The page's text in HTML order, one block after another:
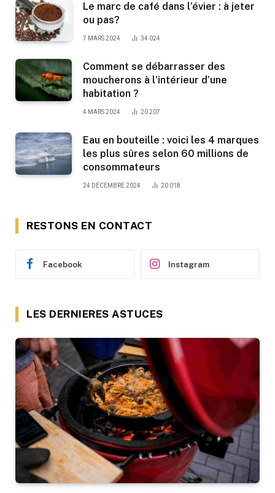
Le marc de café dans l’évier : à jeter
ou pas?
7 MARS 2024 34 024
Comment se débarrasser des
moucherons à l’intérieur d’une
habitation ?
4 MARS 2024 20 207
Eau en bouteille : voici les 4 marques
les plus sûres selon 60 millions de
consommateurs
24 DÉCEMBRE 2024 20 018
RESTONS EN CONTACT
Facebook Instagram
LES DERNIERES ASTUCES